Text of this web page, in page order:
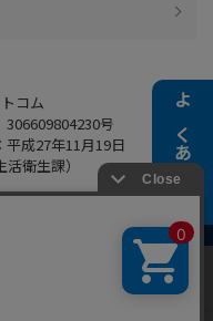
よくある質問
コム
号
成27年11月19日
衛生課）
Co., Ltd.
サービス
います。
キーの使
同意する